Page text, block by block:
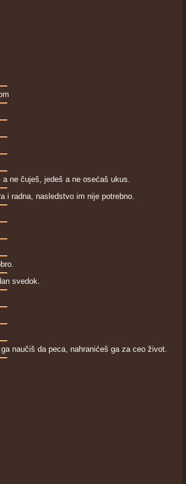
ne čuješ, jedeš a ne osećaš ukus.
i radna, nasledstvo im nije potrebno.
svedok.
naučiš da peca, nahranićeš ga za ceo život.